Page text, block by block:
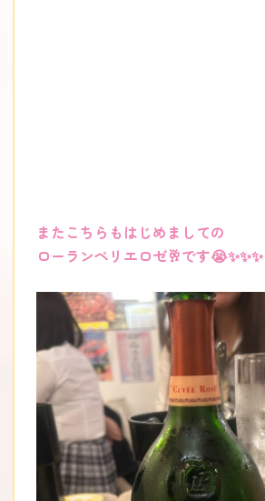
またこちらもはじめましての
ローランペリエロゼ🥂です😭✨✨✨